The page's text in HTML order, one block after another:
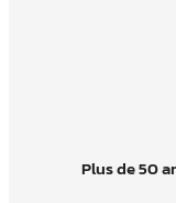
Plus de 50